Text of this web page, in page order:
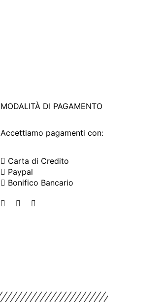
MODALITÀ DI PAGAMENTO
Accettiamo pagamenti con:
Carta di Credito
Paypal
Bonifico Bancario